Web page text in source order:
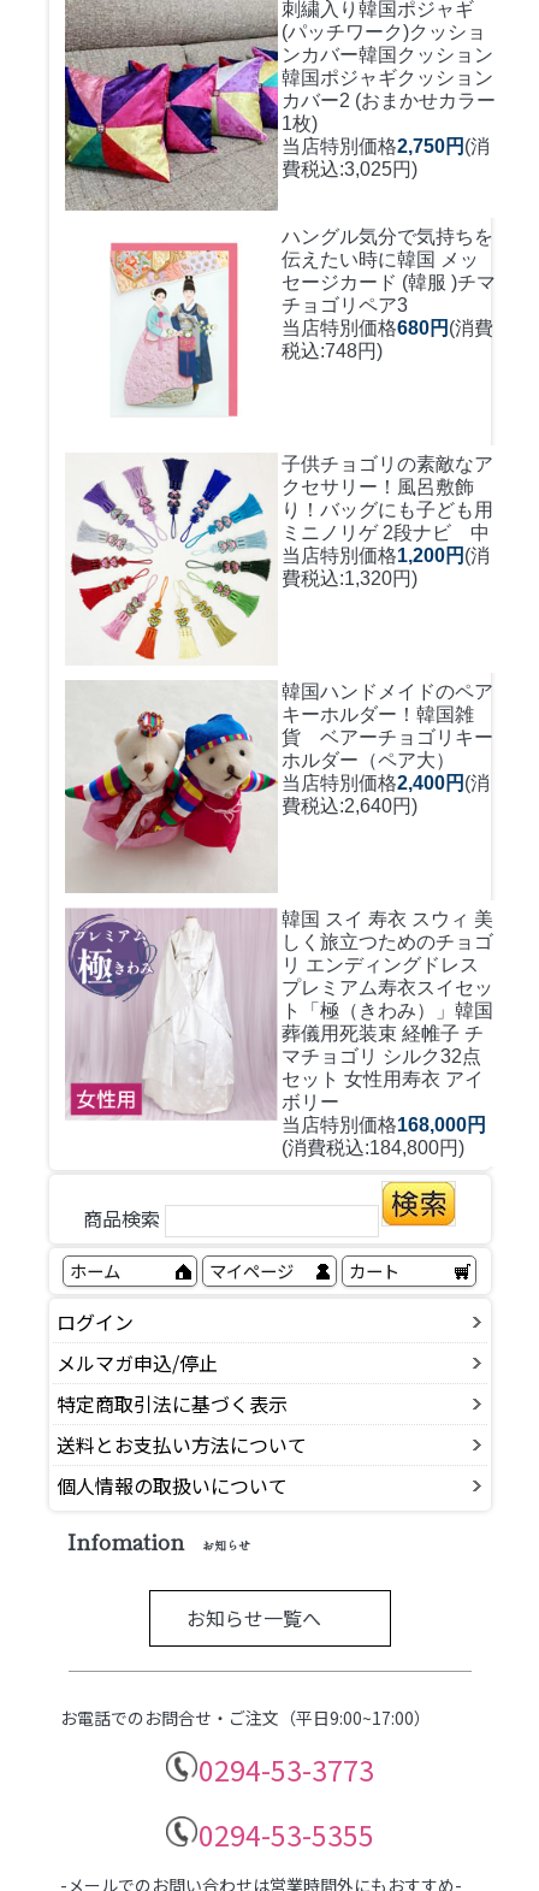
刺繍入り韓国ポジャギ
(パッチワーク)クッショ
ンカバー韓国クッション
韓国ポジャギクッション
カバー2 (おまかせカラー
1枚)
当店特別価格2,750円 (消
費税込:3,025円)
ハングル気分で気持ちを
伝えたい時に韓国 メッ
セージカード (韓服 )チマ
チョゴリペア3
当店特別価格680円 (消費
税込:748円)
子供チョゴリの素敵なア
クセサリー！風呂敷飾
り！バッグにも子ども用
ミニノリゲ 2段ナビ 中
当店特別価格1,200円 (消
費税込:1,320円)
韓国ハンドメイドのペア
キーホルダー！ 韓国雑
貨 ベアーチョゴリキー
ホルダー（ペア大）
当店特別価格2,400円 (消
費税込:2,640円)
韓国 スイ 寿衣 スウィ 美
しく旅立つためのチョゴ
リ エンディングドレス
プレミアム寿衣スイセッ
ト「極（きわみ）」韓国
葬儀用死装束 経帷子 チ
マチョゴリ シルク32点
セット 女性用寿衣 アイ
ボリー
当店特別価格168,000円
(消費税込:184,800円)
商品検索
ホーム マイページ カート
ログイン
メルマガ申込/停止
特定商取引法に基づく表示
送料とお支払い方法について
個人情報の取扱いについて
Infomation お知らせ
お知らせ一覧へ
お電話でのお問合せ・ご注文（平日9:00~17:00）
0294-53-3773
0294-53-5355
-メールでのお問い合わせは営業時間外にもおすすめ-